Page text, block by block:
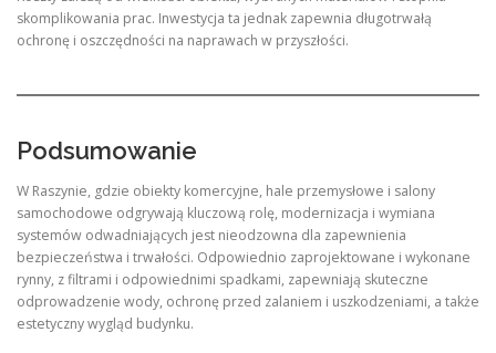
skomplikowania prac. Inwestycja ta jednak zapewnia długotrwałą
ochronę i oszczędności na naprawach w przyszłości.
Podsumowanie
W Raszynie, gdzie obiekty komercyjne, hale przemysłowe i salony
samochodowe odgrywają kluczową rolę, modernizacja i wymiana
systemów odwadniających jest nieodzowna dla zapewnienia
bezpieczeństwa i trwałości. Odpowiednio zaprojektowane i wykonane
rynny, z filtrami i odpowiednimi spadkami, zapewniają skuteczne
odprowadzenie wody, ochronę przed zalaniem i uszkodzeniami, a także
estetyczny wygląd budynku.